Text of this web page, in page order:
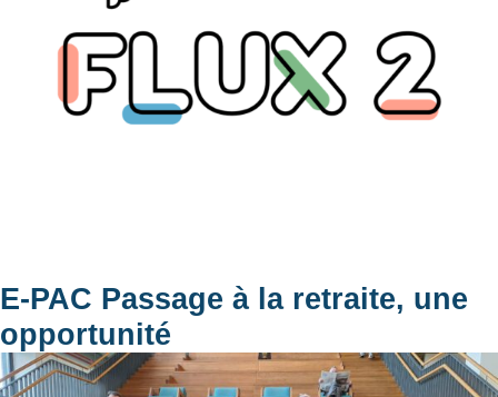
E-PAC Passage à la retraite, une
opportunité